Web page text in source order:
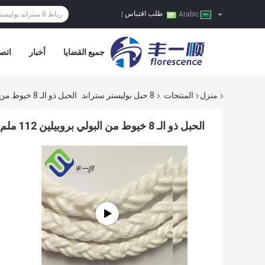
طلب اقتباس
أخبار جميع القضايا
منزل المنتجات 8 حبل بوليستر ستراند الحبل ذو الـ 8 خيوط من البولي بروبيلين 112 ملم × 220 م
الحبل ذو الـ 8 خيوط من البولي بروبيلين 112 ملم × 220 م